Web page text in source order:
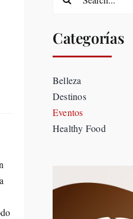
Categorías
Belleza
Destinos
Eventos
Healthy Food